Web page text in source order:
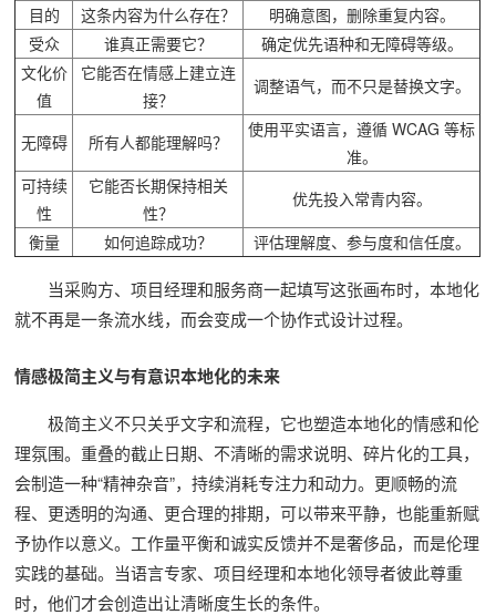
目的
这条内容为什么存在？
明确意图，删除重复内容。
受众
谁真正需要它？
确定优先语种和无障碍等级。
文化价
值
它能否在情感上建立连
接？
调整语气，而不只是替换文字。
无障碍 所有人都能理解吗？
使用平实语言，遵循 WCAG 等标
准。
可持续
性
它能否长期保持相关
性？
优先投入常青内容。
衡量
如何追踪成功？ 评估理解度、参与度和信任度。
当采购方、项目经理和服务商一起填写这张画布时，本地化
就不再是一条流水线，而会变成一个协作式设计过程。
情感极简主义与有意识本地化的未来
极简主义不只关乎文字和流程，它也塑造本地化的情感和伦
理氛围。重叠的截止日期、不清晰的需求说明、碎片化的工具，
会制造一种“精神杂音”，持续消耗专注力和动力。更顺畅的流
程、更透明的沟通、更合理的排期，可以带来平静，也能重新赋
予协作以意义。工作量平衡和诚实反馈并不是奢侈品，而是伦理
实践的基础。当语言专家、项目经理和本地化领导者彼此尊重
时，他们才会创造出让清晰度生长的条件。